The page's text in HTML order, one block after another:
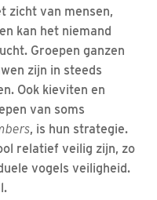
zicht van mensen,
kan het niemand
Groepen ganzen
zijn in steeds
Ook kieviten en
van soms
, is hun strategie.
relatief veilig zijn, zo
vogels veiligheid.